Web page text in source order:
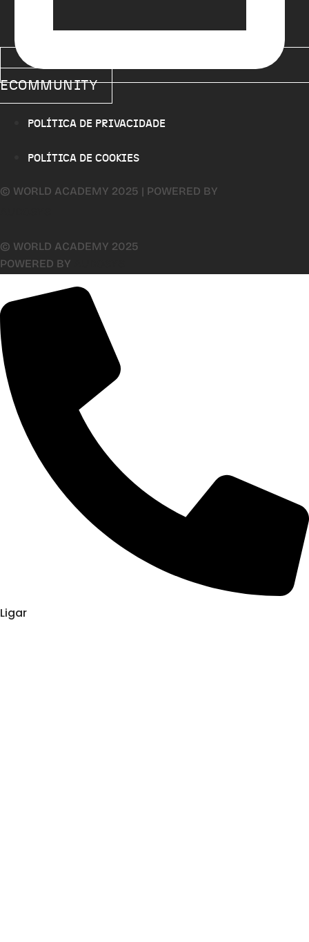
ECOMMUNITY
POLÍTICA DE PRIVACIDADE
POLÍTICA DE COOKIES
© WORLD ACADEMY 2025 | POWERED BY
© WORLD ACADEMY 2025
POWERED BY
Ligar